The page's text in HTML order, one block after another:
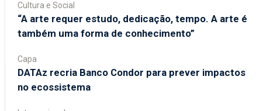
Cultura e Social
“A arte requer estudo, dedicação, tempo. A arte é
também uma forma de conhecimento”
Capa
DATAz recria Banco Condor para prever impactos
no ecossistema